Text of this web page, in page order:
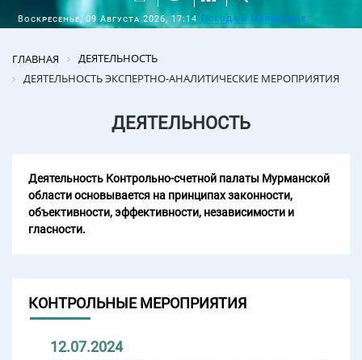
Воскресенье, 09 Августа 2026, 17:14 Погода в Мурманске
ГЛАВНАЯ
ДЕЯТЕЛЬНОСТЬ
ДЕЯТЕЛЬНОСТЬ ЭКСПЕРТНО-АНАЛИТИЧЕСКИЕ МЕРОПРИЯТИЯ
ДЕЯТЕЛЬНОСТЬ
Деятельность Контрольно-счетной палаты Мурманской
области основывается на принципах законности,
объективности, эффективности, независимости и
гласности.
КОНТРОЛЬНЫЕ МЕРОПРИЯТИЯ
12.07.2024